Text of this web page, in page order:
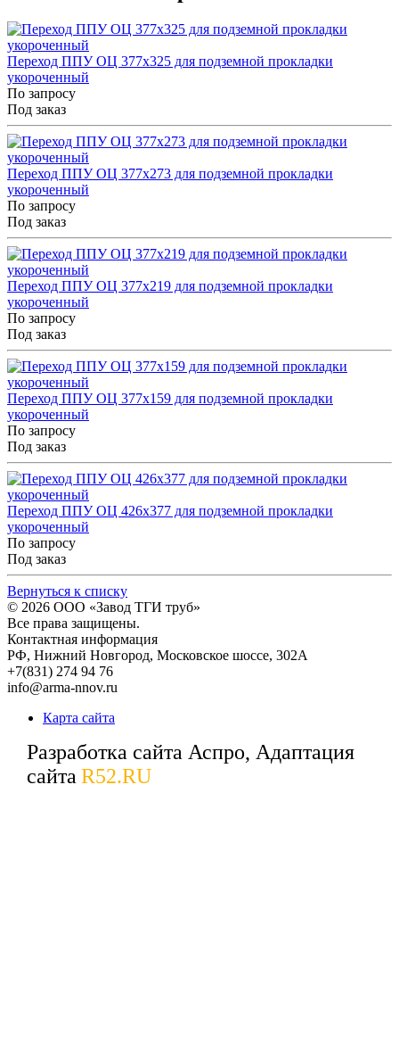
Переход ППУ ОЦ 377x325 для подземной прокладки
укороченный
По запросу
Под заказ
Переход ППУ ОЦ 377x273 для подземной прокладки
укороченный
По запросу
Под заказ
Переход ППУ ОЦ 377x219 для подземной прокладки
укороченный
По запросу
Под заказ
Переход ППУ ОЦ 377x159 для подземной прокладки
укороченный
По запросу
Под заказ
Переход ППУ ОЦ 426x377 для подземной прокладки
укороченный
По запросу
Под заказ
Вернуться к списку
© 2026 ООО «Завод ТГИ труб»
Все права защищены.
Контактная информация
РФ, Нижний Новгород, Московское шоссе, 302А
+7(831) 274 94 76
info@arma-nnov.ru
Карта сайта
Разработка сайта Аспро, Адаптация
сайта R52.RU